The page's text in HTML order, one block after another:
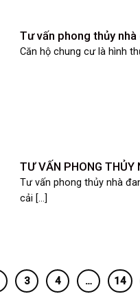
Tư vấn phong thủy
Căn hộ chung cư là hình
TƯ VẤN PHONG THỦY
Tư vấn phong thủy nhà
cải [...]
3 4 … 14